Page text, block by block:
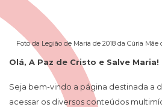
Foto da Legião de Maria de 2018 da Cúria Mãe
Olá, A Paz de Cristo e Salve Maria!
Seja bem-vindo a página destinada a
acessar os diversos conteúdos